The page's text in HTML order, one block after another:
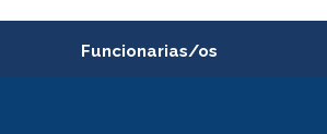
Funcionarias/os